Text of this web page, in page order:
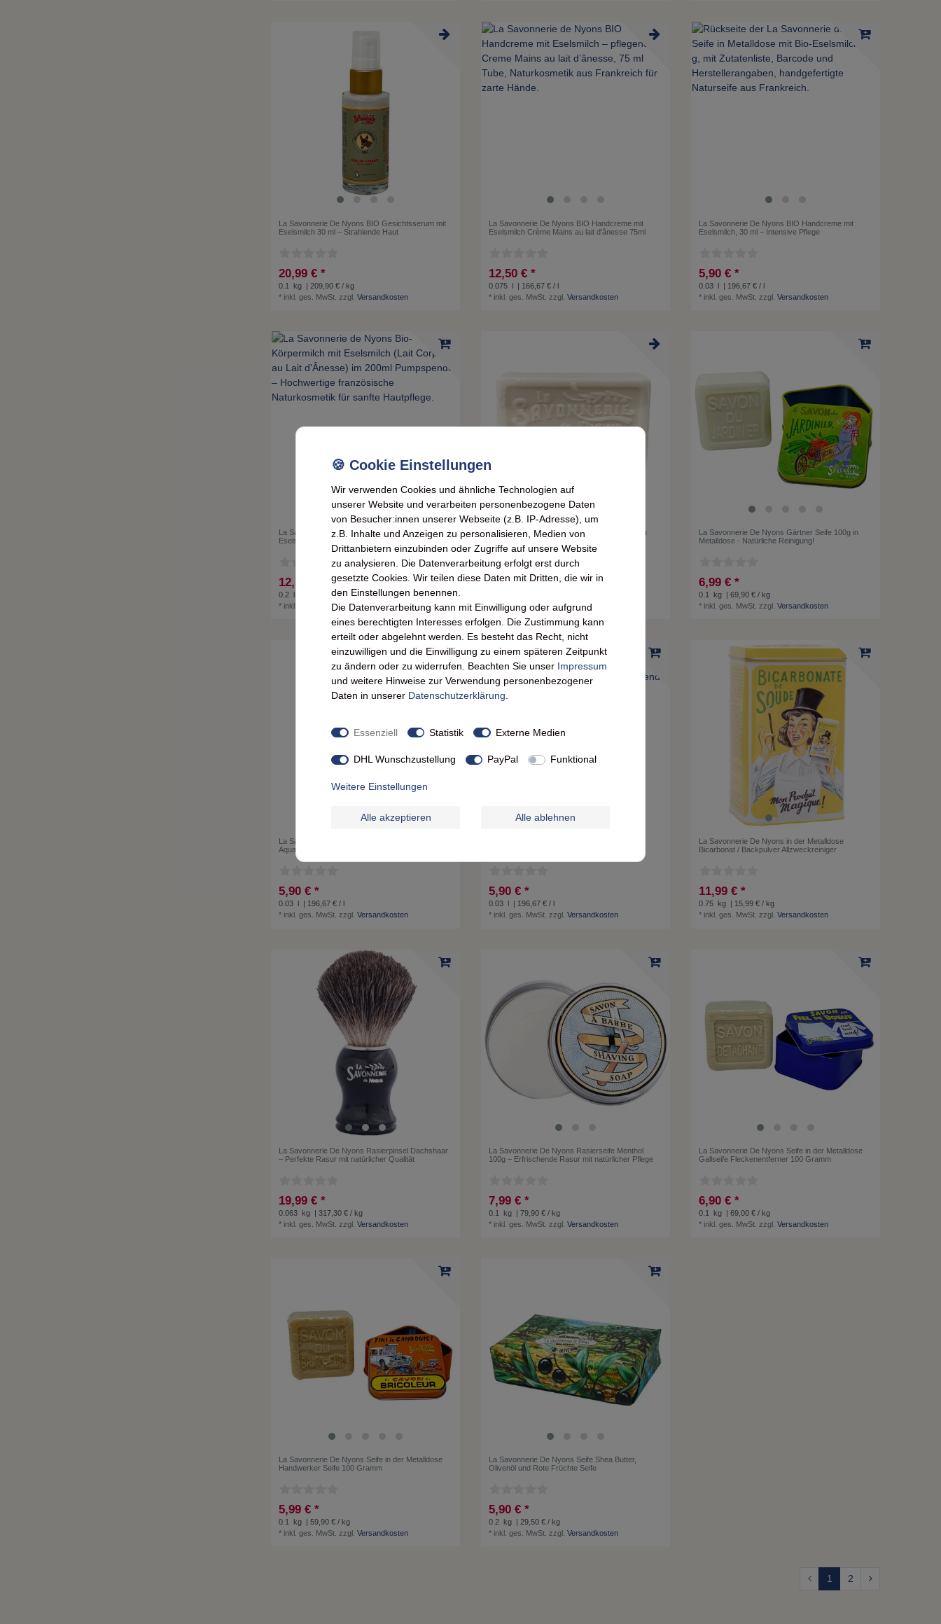
La Savonnerie De Nyons BIO Gesichtsserum mit
Eselsmilch 30 ml – Strahlende Haut
20,99 € *
0.1 kg | 209,90 € / kg
* inkl. ges. MwSt. zzgl.Versandkosten
La Savonnerie De Nyons BIO Handcreme mit
Eselsmilch Crème Mains au lait d'ânesse 75ml
12,50 € *
0.075 l | 166,67 € / l
* inkl. ges. MwSt. zzgl.Versandkosten
La Savonnerie De Nyons BIO Handcreme mit
Eselsmilch, 30 ml – Intensive Pflege
5,90 € *
0.03 l | 196,67 € / l
* inkl. ges. MwSt. zzgl.Versandkosten
La Savonnerie De Nyons Bio Körpermilch mit
Eselsmilch, 200 ml – Sanfte Hautpflege
12,50 € *
0.2 l
| 62,50 € / l
* inkl. ges. MwSt.zzgl.Versandkosten
La Savonnerie De Nyons BIO Seife Eselsmilch
Savon au lait d'ânesse 100 Gramm
4,59 € *
*inkl. ges. MwSt.zzgl.Versandkosten
La Savonnerie De Nyons Gärtner Seife 100g in
Metalldose - Natürliche Reinigung!
6,99 € *
0.1 kg | 69,90 € / kg
* inkl. ges. MwSt. zzgl.Versandkosten
La Savonnerie De Nyons Handcreme Creme
Aquarell Fleur d'Almond Mandelblüten
5,90 € *
0.03
| 196,67 € / l
* inkl. ges. MwSt. zzgl.Versandkosten
5,90 € *
0.03
| 196,67 € / l
* inkl. ges. MwSt. zzgl.Versandkosten
La Savonnerie De Nyons in der Metalldose
Bicarbonat / Backpulver Allzweckreiniger
11,99 € *
0.75 kg
| 15,99 € / kg
* inkl. ges. MwSt. zzgl.Versandkosten
La Savonnerie De Nyons Rasierpinsel Dachshaar
– Perfekte Rasur mit natürlicher Qualität
19,99 € *
0.063 kg | 317,30 € / kg
* inkl. ges. MwSt. zzgl.Versandkosten
La Savonnerie De Nyons Rasierseife Menthol
100g – Erfrischende Rasur mit natürlicher Pflege
7,99 € *
0.1 kg | 79,90 € / kg
* inkl. ges. MwSt. zzgl.Versandkosten
La Savonnerie De Nyons Seife in der Metalldose
Gallseife Fleckenentferner 100 Gramm
6,90 € *
0.1 kg | 69,00 € / kg
* inkl. ges. MwSt. zzgl.Versandkosten
La Savonnerie De Nyons Seife in der Metalldose
Handwerker Seife 100 Gramm
5,99 € *
0.1 kg | 59,90 € / kg
* inkl. ges. MwSt. zzgl.Versandkosten
La Savonnerie De Nyons Seife Shea Butter,
Olivenöl und Rote Früchte Seife
5,90 € *
0.2 kg | 29,50 € / kg
* inkl. ges. MwSt. zzgl.Versandkosten
1 2
Wir verwenden Cookies und ähnliche Technologien auf
unserer Website und verarbeiten personenbezogene Daten
von Besucher:innen unserer Webseite (z.B. IP-Adresse), um
z.B. Inhalte und Anzeigen zu personalisieren, Medien von
Drittanbietern einzubinden oder Zugriffe auf unsere Website
zu analysieren. Die Datenverarbeitung erfolgt erst durch
gesetzte Cookies. Wir teilen diese Daten mit Dritten, die wir in
den Einstellungen benennen.
Die Datenverarbeitung kann mit Einwilligung oder aufgrund
eines berechtigten Interesses erfolgen. Die Zustimmung kann
erteilt oder abgelehnt werden. Es besteht das Recht, nicht
einzuwilligen und die Einwilligung zu einem späteren Zeitpunkt
zu ändern oder zu widerrufen. Beachten Sie unser Impressum
und weitere Hinweise zur Verwendung personenbezogener
Daten in unserer Daten­schutz­erklärung
Essenziell Statistik Externe Medien
DHL Wunschzustellung PayPal Funktional
Weitere Einstellungen
Alle akzeptieren Alle ablehnen